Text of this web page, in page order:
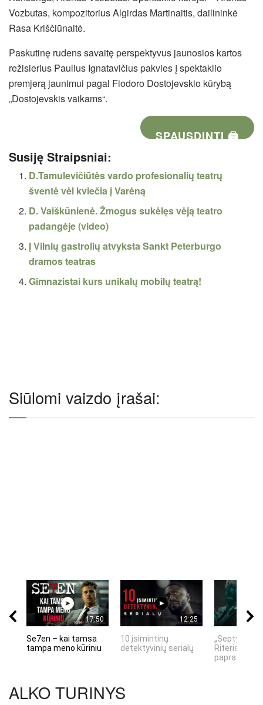
Vozbutas, kompozitorius Algirdas Martinaitis, dailininkė
Rasa Kriščiūnaitė.
Paskutinę rudens savaitę perspektyvus jaunosios kartos
režisierius Paulius Ignatavičius pakvies į spektaklio
premjerą jaunimui pagal Fiodoro Dostojevskio kūrybą
„Dostojevskis vaikams“.
SPAUSDINTI 🖨
Susiję Straipsniai:
D.Tamulevičiūtės vardo profesionalių teatrų
šventė vėl kviečia į Varėną
D. Vaiškūnienė. Žmogus sukėlęs vėją teatro
padangėje (video)
Į Vilnių gastrolių atvyksta Sankt Peterburgo
dramos teatras
Gimnazistai kurs unikalų mobilų teatrą!
Siūlomi vaizdo įrašai:
17:50
Se7en – kai tamsa
tampa meno kūriniu
12:25
10 įsimintinų
detektyvinių serialų
„Septynių
Riteris" – kai
ALKO TURINYS